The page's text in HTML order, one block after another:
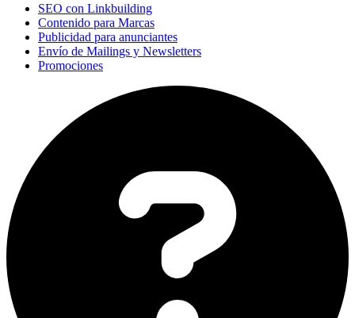
SEO con Linkbuilding
Contenido para Marcas
Publicidad para anunciantes
Envío de Mailings y Newsletters
Promociones